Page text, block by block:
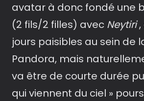
avatar à donc fondé une
(2 fils/2 filles) avec Neytiri,
jours paisibles au sein de
Pandora, mais
va être de courte durée
qui viennent du ciel »